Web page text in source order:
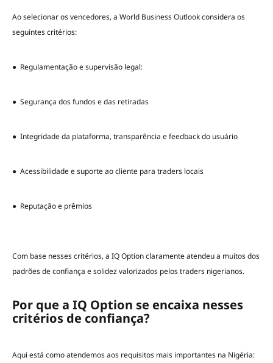
Ao selecionar os vencedores, a World Business Outlook considera os
seguintes critérios:
● Regulamentação e supervisão legal:
● Segurança dos fundos e das retiradas
● Integridade da plataforma, transparência e feedback do usuário
● Acessibilidade e suporte ao cliente para traders locais
● Reputação e prêmios
Com base nesses critérios, a IQ Option claramente atendeu a muitos dos
padrões de confiança e solidez valorizados pelos traders nigerianos.
Por que a IQ Option se encaixa nesses
critérios de confiança?
Aqui está como atendemos aos requisitos mais importantes na Nigéria: